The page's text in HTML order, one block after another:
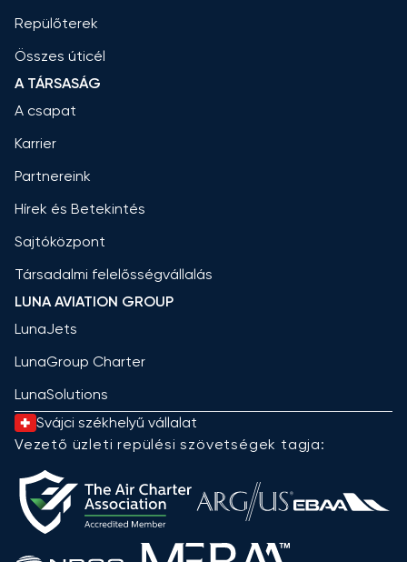
Repülőterek
Összes úticél
A TÁRSASÁG
A csapat
Karrier
Partnereink
Hírek és Betekintés
Sajtóközpont
Társadalmi felelősségvállalás
LUNA AVIATION GROUP
LunaJets
LunaGroup Charter
LunaSolutions
Svájci székhelyű vállalat
Vezető üzleti repülési szövetségek tagja: